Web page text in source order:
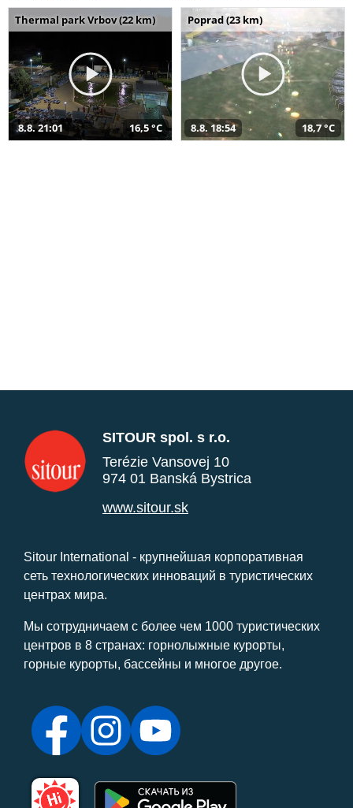
Thermal park Vrbov (22 km)
8.8. 21:01 16,5 °C
Poprad (23 km)
8.8. 18:54 18,7 °C
SITOUR spol. s r.o.
Terézie Vansovej 10
974 01 Banská Bystrica
www.sitour.sk
Sitour International - крупнейшая корпоративная
сеть технологических инноваций в туристических
центрах мира.
Мы сотрудничаем с более чем 1000 туристических
центров в 8 странах: горнолыжные курорты,
горные курорты, бассейны и многое другое.